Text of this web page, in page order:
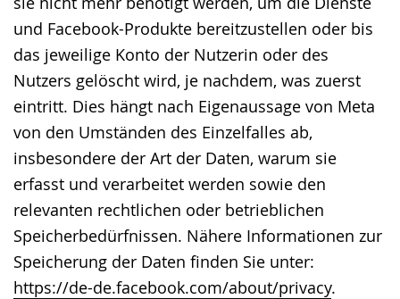
und Facebook-Produkte bereitzustellen oder bis
das jeweilige Konto der Nutzerin oder des
Nutzers gelöscht wird, je nachdem, was zuerst
eintritt. Dies hängt nach Eigenaussage von Meta
von den Umständen des Einzelfalles ab,
insbesondere der Art der Daten, warum sie
erfasst und verarbeitet werden sowie den
relevanten rechtlichen oder betrieblichen
Speicherbedürfnissen. Nähere Informationen zur
Speicherung der Daten finden Sie unter:
https://de-de.facebook.com/about/privacy.